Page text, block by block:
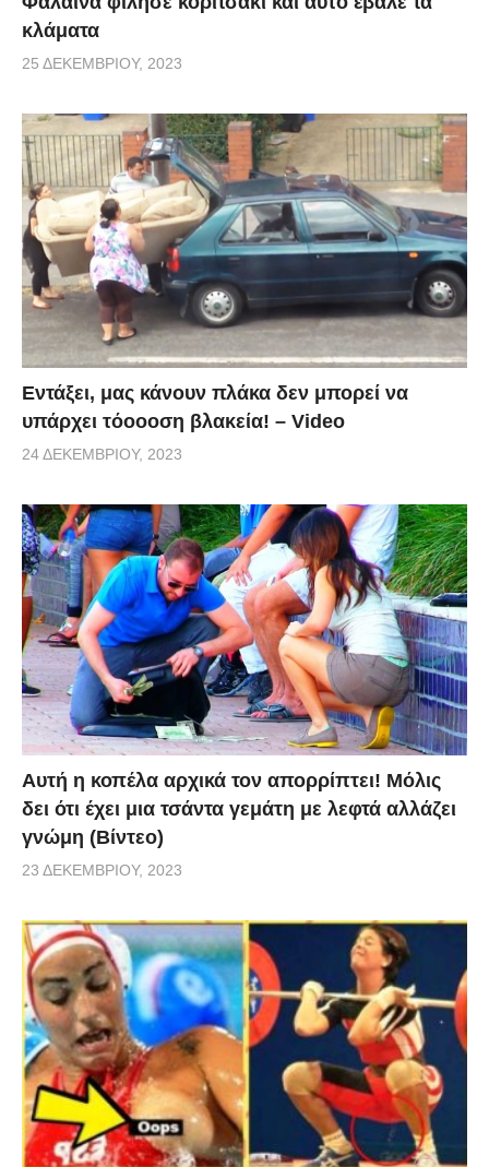
κλάματα
25 ΔΕΚΕΜΒΡΊΟΥ, 2023
Εντάξει, μας κάνουν πλάκα δεν μπορεί να
υπάρχει τόοοοση βλακεία! – Video
24 ΔΕΚΕΜΒΡΊΟΥ, 2023
Αυτή η κοπέλα αρχικά τον απορρίπτει! Μόλις
δει ότι έχει μια τσάντα γεμάτη με λεφτά αλλάζει
γνώμη (Βίντεο)
23 ΔΕΚΕΜΒΡΊΟΥ, 2023